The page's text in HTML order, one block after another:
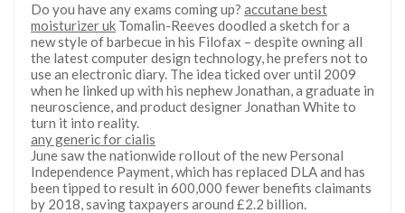
Do you have any exams coming up? accutane best
moisturizer uk Tomalin-Reeves doodled a sketch for a
new style of barbecue in his Filofax – despite owning all
the latest computer design technology, he prefers not to
use an electronic diary. The idea ticked over until 2009
when he linked up with his nephew Jonathan, a graduate in
neuroscience, and product designer Jonathan White to
turn it into reality.
any generic for cialis
June saw the nationwide rollout of the new Personal
Independence Payment, which has replaced DLA and has
been tipped to result in 600,000 fewer benefits claimants
by 2018, saving taxpayers around £2.2 billion.